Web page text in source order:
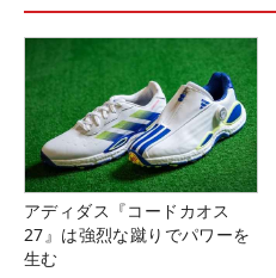
アディダス『コードカオス
27』は強烈な蹴りでパワーを
生む